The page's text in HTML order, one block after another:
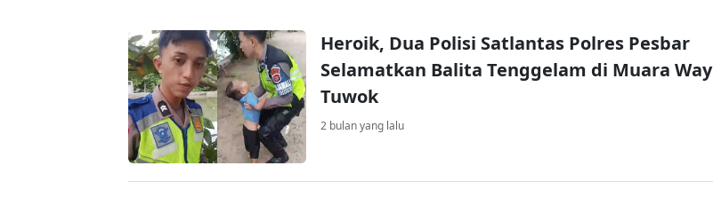
Heroik, Dua Polisi Satlantas Polres Pesbar
Selamatkan Balita Tenggelam di Muara Way
Tuwok
2 bulan yang lalu